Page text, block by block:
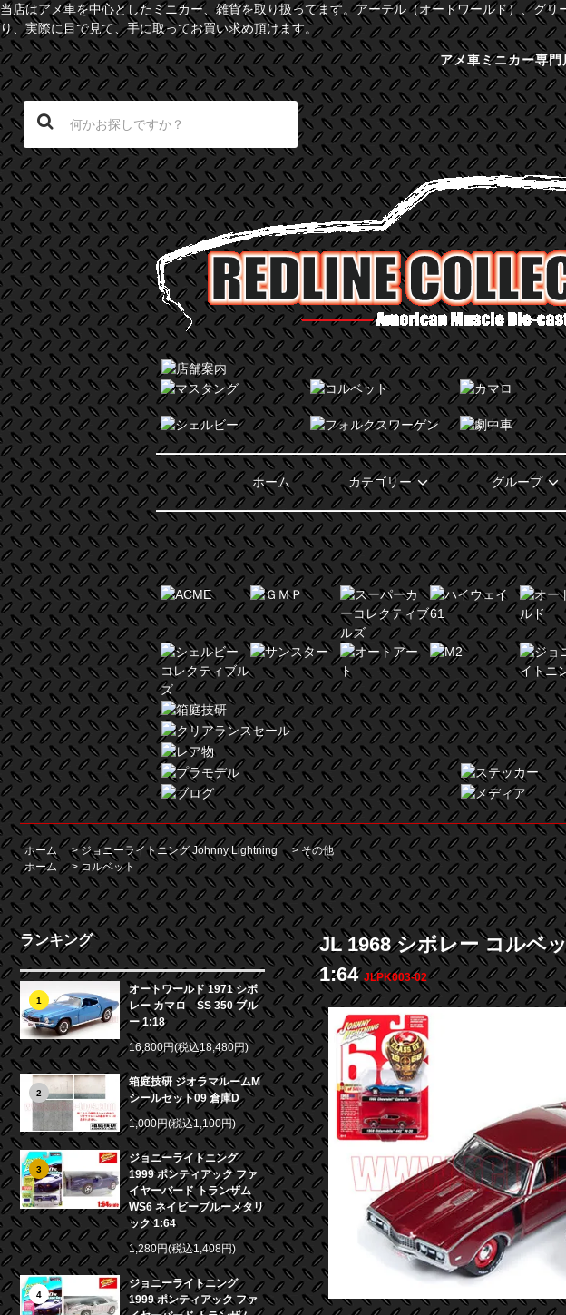
当店はアメ車を中心としたミニカー、雑貨を取り扱ってます。アーテル（オートワールド）、グ
り、実際に目で見て、手に取ってお買い求め頂けます。
アメ車ミニカー専
ホーム カテゴリー グループ
ホーム >ジョニーライトニング Johnny Lightning > その他
ホーム
>コルベット
ランキング
1
オートワールド 1971 シボ
レー カマロ SS 350 ブル
ー 1:18
16,800円(税込18,480円)
2
箱庭技研 ジオラマルームM
シールセット09 倉庫D
1,000円(税込1,100円)
3
ジョニーライトニング
1999 ポンティアック ファ
イヤーバード トランザム
WS6 ネイビーブルーメタリ
ック 1:64
1,280円(税込1,408円)
4
ジョニーライトニング
1999 ポンティアック ファ
JL 1968 シボレー コルベ
1:64JLPK003-02